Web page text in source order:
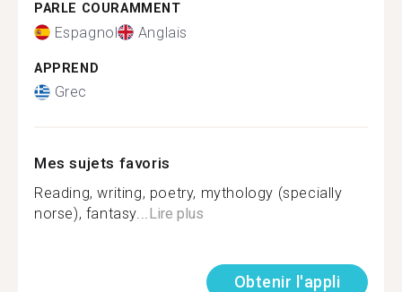
PARLE COURAMMENT
Espagnol Anglais
APPREND
Grec
Mes sujets favoris
Reading, writing, poetry, mythology (specially
norse), fantasy...Lire plus
Obtenir l'appli